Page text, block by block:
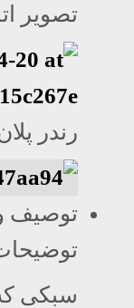
تصویر
رندر
توصیف
سبکی